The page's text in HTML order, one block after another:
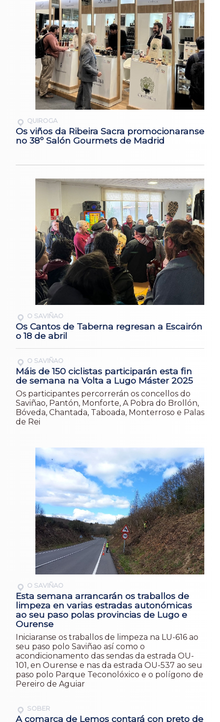
QUIROGA
Os viños da Ribeira Sacra promocionaranse
no 38º Salón Gourmets de Madrid
O SAVIÑAO
Os Cantos de Taberna regresan a Escairón
o 18 de abril
O SAVIÑAO
Máis de 150 ciclistas participarán esta fin
de semana na Volta a Lugo Máster 2025
Os participantes percorrerán os concellos do
Saviñao, Pantón, Monforte, A Pobra do Brollón,
Bóveda, Chantada, Taboada, Monterroso e Palas
de Rei
O SAVIÑAO
Esta semana arrancarán os traballos de
limpeza en varias estradas autonómicas
ao seu paso polas provincias de Lugo e
Ourense
Iniciaranse os traballos de limpeza na LU-616 ao
seu paso polo Saviñao así como o
acondicionamento das sendas da estrada OU-
101, en Ourense e nas da estrada OU-537 ao seu
paso polo Parque Teconolóxico e o polígono de
Pereiro de Aguiar
SOBER
A comarca de Lemos contará con preto de